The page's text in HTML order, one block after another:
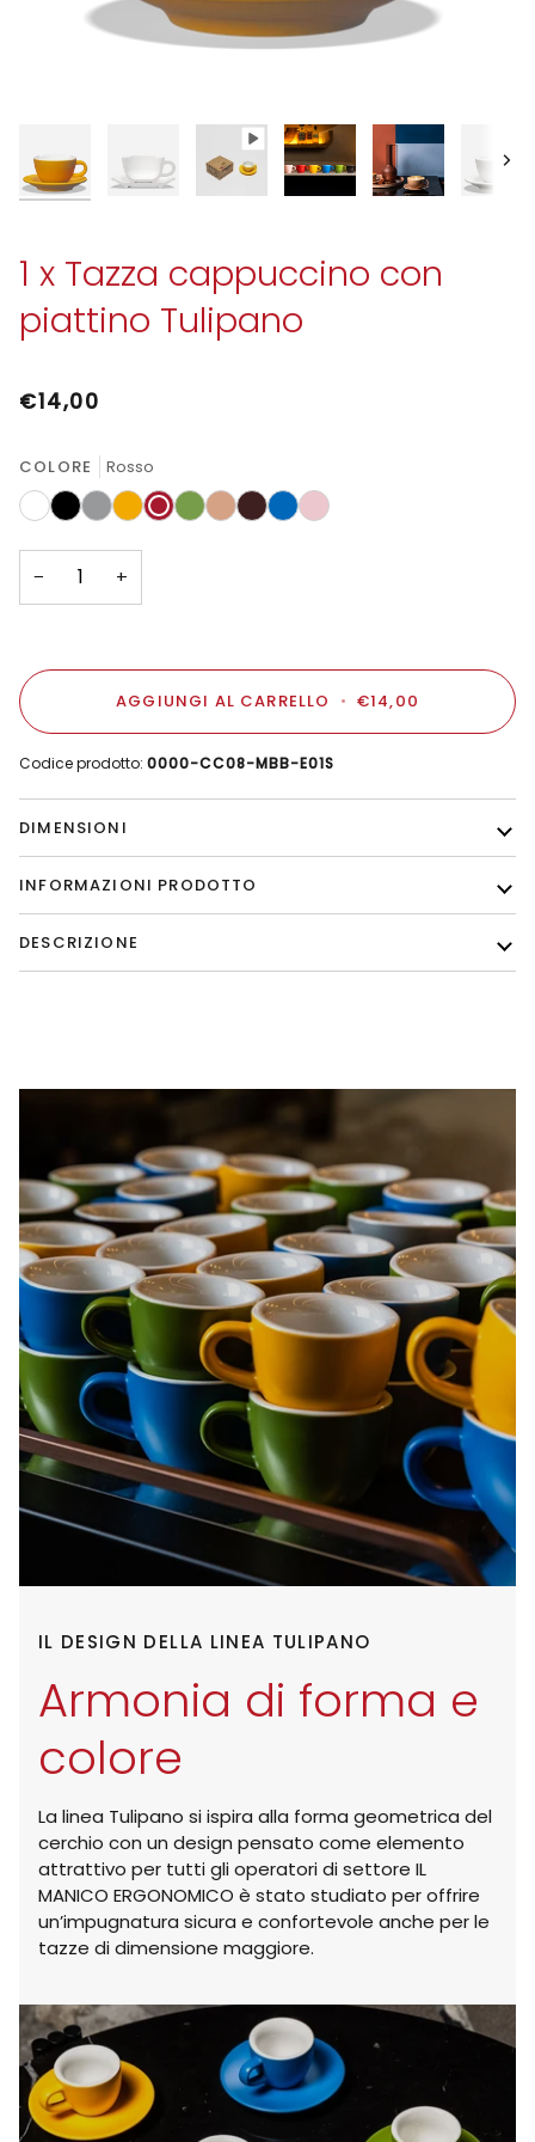
1 x Tazza cappuccino con
piattino Tulipano
€14,00
COLORE Rosso
Bianco
NeroGrigioAmbraRossoVerdeSabbia
MokaAzzurro
Rosa
− +
AGGIUNGI AL CARRELLO • €14,00
Codice prodotto: 0000-CC08-MBB-E01S
DIMENSIONI
INFORMAZIONI PRODOTTO
DESCRIZIONE
IL DESIGN DELLA LINEA TULIPANO
Armonia di forma e
colore
La linea Tulipano si ispira alla forma geometrica del
cerchio con un design pensato come elemento
attrattivo per tutti gli operatori di settore IL
MANICO ERGONOMICO è stato studiato per offrire
un’impugnatura sicura e confortevole anche per le
tazze di dimensione maggiore.